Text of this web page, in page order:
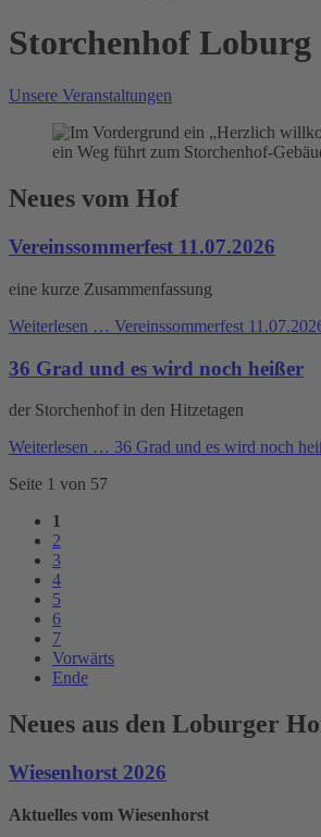
Storchenhof Loburg
Unsere Veranstaltungen
Neues vom Hof
Vereinssommerfest 11.07.2026
eine kurze Zusammenfassung
Weiterlesen … Vereinssommerfest
36 Grad und es wird noch heißer
der Storchenhof in den Hitzetagen
Weiterlesen … 36 Grad und es wird noch
Seite 1 von 57
1
2
3
4
5
6
7
Vorwärts
Ende
Neues aus den Loburger
Wiesenhorst 2026
Aktuelles vom Wiesenhorst